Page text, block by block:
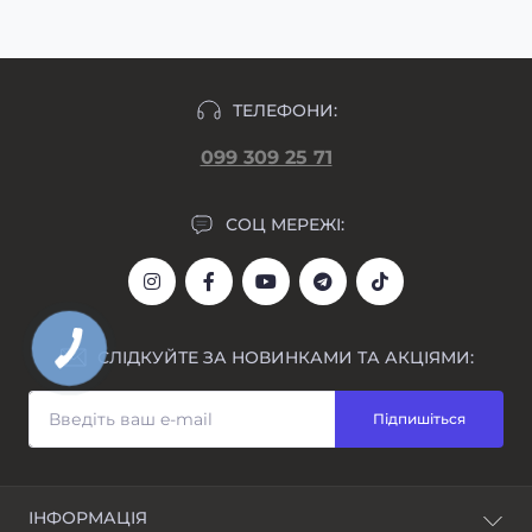
ТЕЛЕФОНИ:
099 309 25 71
СОЦ МЕРЕЖІ:
СЛІДКУЙТЕ ЗА НОВИНКАМИ ТА АКЦІЯМИ:
Підпишіться
ІНФОРМАЦІЯ